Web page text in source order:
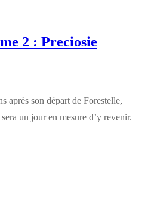
2 : Preciosie
son départ de Forestelle,
un jour en mesure d’y revenir.